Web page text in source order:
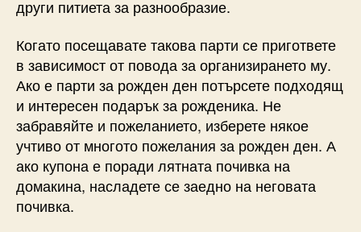
други питиета за разнообразие.
Когато посещавате такова парти се пригответе
в зависимост от повода за организирането му.
Ако е парти за рожден ден потърсете подходящ
и интересен подарък за рожденика. Не
забравяйте и пожеланието, изберете някое
учтиво от многото пожелания за рожден ден. А
ако купона е поради лятната почивка на
домакина, насладете се заедно на неговата
почивка.